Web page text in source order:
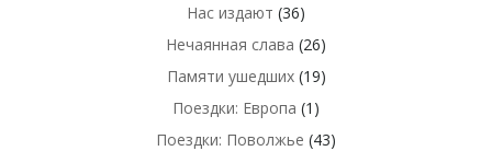
Нас издают (36)
Нечаянная слава (26)
Памяти ушедших(19)
Поездки: Европа (1)
Поездки: Поволжье (43)